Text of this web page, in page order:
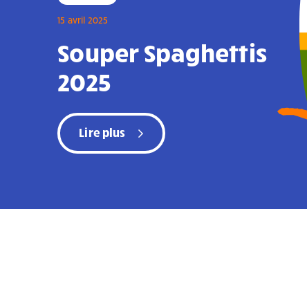
15 avril 2025
Souper Spaghettis
2025
Lire plus